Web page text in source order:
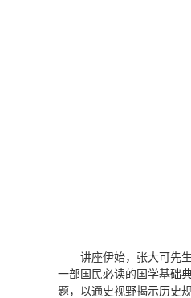
讲座伊始，张大可先
一部国民必读的国学基础
题，以通史视野揭示历史